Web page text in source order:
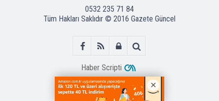
0532 235 71 84
Tüm Hakları Saklıdır © 2016 Gazete Güncel
Haber Scripti